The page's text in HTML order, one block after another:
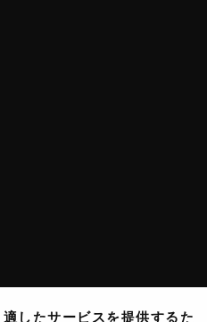
したサービスを提供するた